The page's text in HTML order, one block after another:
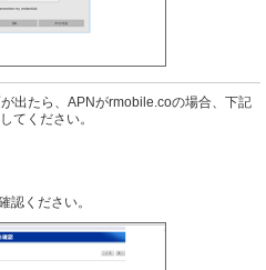
出たら、APNがrmobile.coの場合、下記
てください。
認ください。